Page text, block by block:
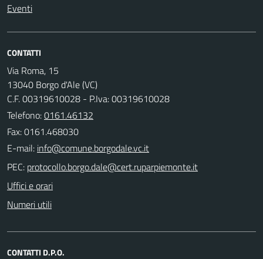
Eventi
CONTATTI
Via Roma, 15
13040 Borgo d'Ale (VC)
C.F. 00319610028 - P.Iva: 00319610028
Telefono:0161.46132
Fax: 0161.468030
E-mail:
PEC:
Uffici e orari
Numeri utili
CONTATTI D.P.O.